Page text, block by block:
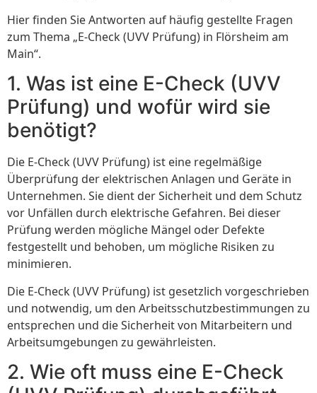
Hier finden Sie Antworten auf häufig gestellte Fragen
zum Thema „E-Check (UVV Prüfung) in Flörsheim am
Main“.
1. Was ist eine E-Check (UVV
Prüfung) und wofür wird sie
benötigt?
Die E-Check (UVV Prüfung) ist eine regelmäßige
Überprüfung der elektrischen Anlagen und Geräte in
Unternehmen. Sie dient der Sicherheit und dem Schutz
vor Unfällen durch elektrische Gefahren. Bei dieser
Prüfung werden mögliche Mängel oder Defekte
festgestellt und behoben, um mögliche Risiken zu
minimieren.
Die E-Check (UVV Prüfung) ist gesetzlich vorgeschrieben
und notwendig, um den Arbeitsschutzbestimmungen zu
entsprechen und die Sicherheit von Mitarbeitern und
Arbeitsumgebungen zu gewährleisten.
2. Wie oft muss eine E-Check